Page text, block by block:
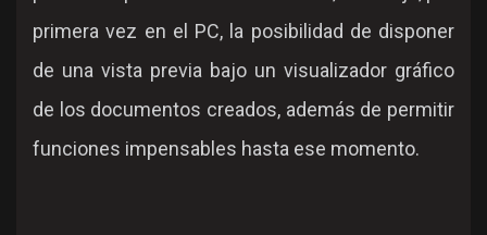
primera vez en el PC, la posibilidad de disponer
de una vista previa bajo un visualizador gráfico
de los documentos creados, además de permitir
funciones impensables hasta ese momento.